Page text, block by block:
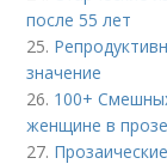
после 55 лет
25.
значение
26. 100+
женщине в прозе
27.